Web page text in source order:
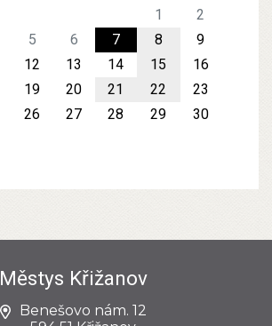
1
2
5 6 7 8
9
12 13 14 15
16
19 20 21 22
23
26 27 28 29
30
Městys Křižanov
Benešovo nám. 12